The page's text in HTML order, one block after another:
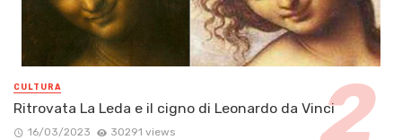
CULTURA
Ritrovata La Leda e il cigno di Leonardo da Vinci
16/03/2023 30291 views